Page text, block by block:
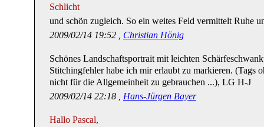
Schlicht
und schön zugleich. So ein weites Feld vermittelt Ruhe
2009/02/14 19:52 , Christian Hönig
Schönes Landschaftsportrait mit leichten
Stitchingfehler habe ich mir erlaubt zu markieren. (Tags
nicht für die Allgemeinheit zu gebrauchen ...), LG H-J
2009/02/14 22:18 , Hans-Jürgen Bayer
Hallo Pascal,